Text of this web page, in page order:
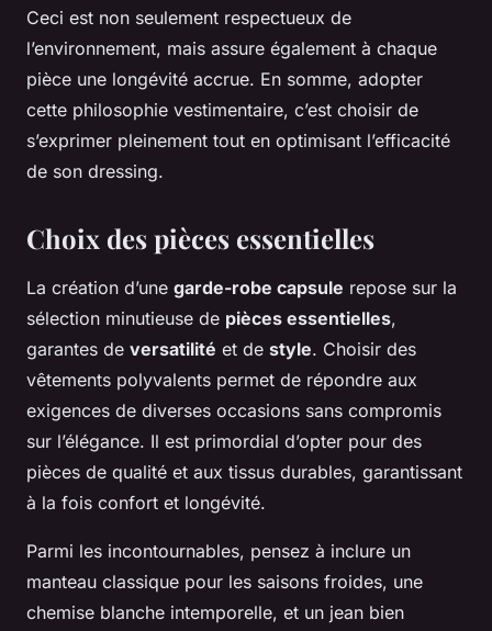
Ceci est non seulement respectueux de
l’environnement, mais assure également à chaque
pièce une longévité accrue. En somme, adopter
cette philosophie vestimentaire, c’est choisir de
s’exprimer pleinement tout en optimisant l’efficacité
de son dressing.
Choix des pièces essentielles
La création d’une garde-robe capsule repose sur la
sélection minutieuse de pièces essentielles,
garantes de versatilité et de style. Choisir des
vêtements polyvalents permet de répondre aux
exigences de diverses occasions sans compromis
sur l’élégance. Il est primordial d’opter pour des
pièces de qualité et aux tissus durables, garantissant
à la fois confort et longévité.
Parmi les incontournables, pensez à inclure un
manteau classique pour les saisons froides, une
chemise blanche intemporelle, et un jean bien